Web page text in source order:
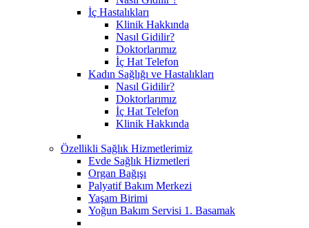
İç Hastalıkları
Klinik Hakkında
Nasıl Gidilir?
Doktorlarımız
İç Hat Telefon
Kadın Sağlığı ve Hastalıkları
Nasıl Gidilir?
Doktorlarımız
İç Hat Telefon
Klinik Hakkında
Özellikli Sağlık Hizmetlerimiz
Evde Sağlık Hizmetleri
Organ Bağışı
Palyatif Bakım Merkezi
Yaşam Birimi
Yoğun Bakım Servisi 1. Basamak